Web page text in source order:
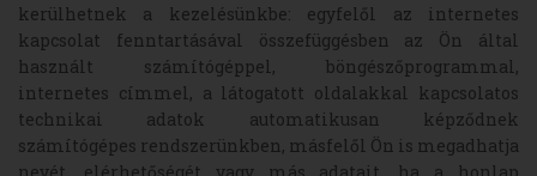
kerülhetnek a kezelésünkbe: egyfelől az internetes
kapcsolat fenntartásával összefüggésben az Ön által
használt számítógéppel, böngészőprogrammal,
internetes címmel, a látogatott oldalakkal kapcsolatos
technikai adatok automatikusan képződnek
számítógépes rendszerünkben, másfelől Ön is megadhatja
nevét, elérhetőségét vagy más adatait, ha a honlap